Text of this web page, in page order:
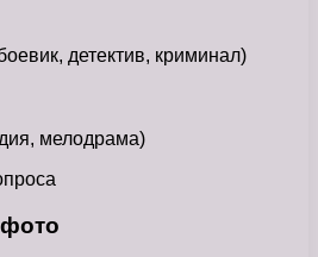
детектив, криминал)
мелодрама)